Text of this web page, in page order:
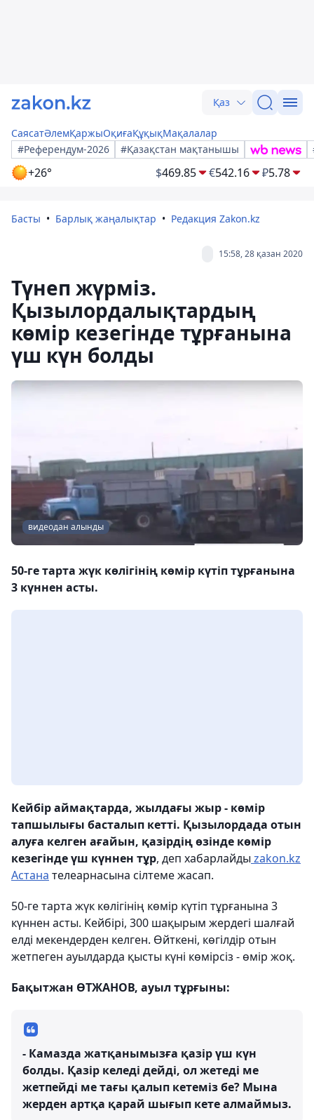
Қаз
СаясатӘлемҚаржыОқиғаҚұқықМақалалар
#Референдум-2026
#Қазақстан мақтанышы
+26° $469.85 €542.16 ₽5.78
Басты Барлық жаңалықтар Редакция Zakon.kz
15:58, 28 қазан 2020
Түнеп жүрміз.
Қызылордалықтардың
көмір кезегінде тұрғанына
үш күн болды
видеодан алынды
50-ге тарта жүк көлігінің көмір күтіп тұрғанына
3 күннен асты.
Кейбір аймақтарда, жылдағы жыр - көмір
тапшылығы басталып кетті. Қызылордада отын
алуға келген ағайын, қазірдің өзінде көмір
кезегінде үш күннен тұр, деп хабарлайды zakon.kz
Астана телеарнасына сілтеме жасап.
50-ге тарта жүк көлігінің көмір күтіп тұрғанына 3
күннен асты. Кейбірі, 300 шақырым жердегі шалғай
елді мекендерден келген. Өйткені, көгілдір отын
жетпеген ауылдарда қысты күні көмірсіз - өмір жоқ.
Бақытжан ӨТЖАНОВ, ауыл тұрғыны:
- Камазда жатқанымызға қазір үш күн
болды. Қазір келеді дейді, ол жетеді ме
жетпейді ме тағы қалып кетеміз бе? Мына
жерден артқа қарай шығып кете алмаймыз.